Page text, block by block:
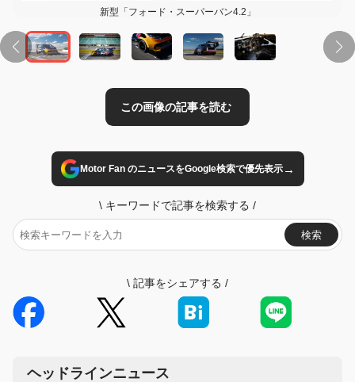
新型「フォード・スーパーバン4.2」
この画像の記事を読む
Motor Fan のニュースをGoogle検索で優先表示→
\ キーワードで記事を検索する /
検索
\ 記事をシェアする /
ヘッドラインニュース